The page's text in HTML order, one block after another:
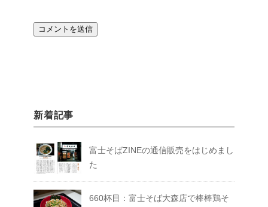
新着記事
富士そばZINEの通信販売をはじめまし
た
660杯目：富士そば大森店で棒棒鶏そ